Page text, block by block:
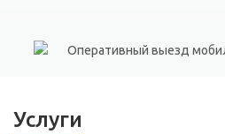
Оперативный выезд
Услуги